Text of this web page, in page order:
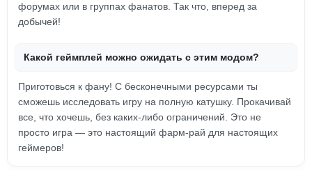
форумах или в группах фанатов. Так что, вперед за
добычей!
Какой геймплей можно ожидать с этим модом?
Приготовься к фану! С бесконечными ресурсами ты
сможешь исследовать игру на полную катушку. Прокачивай
все, что хочешь, без каких-либо ограничений. Это не
просто игра — это настоящий фарм-рай для настоящих
геймеров!